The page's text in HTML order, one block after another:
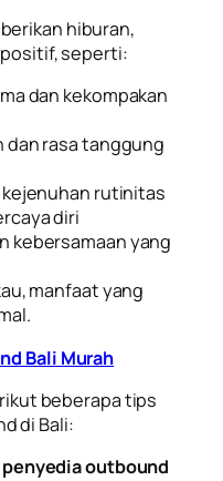
hiburan,
seperti:
dan kekompakan
rasa tanggung
rutinitas
diri
kebersamaan yang
manfaat yang
Bali Murah
beberapa tips
di Bali:
outbound